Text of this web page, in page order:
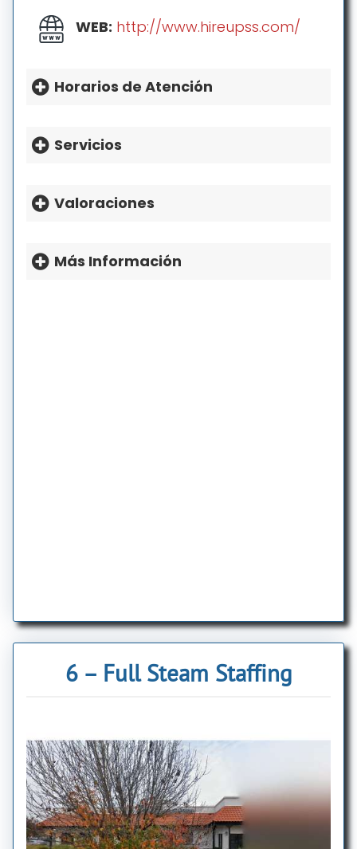
WEB: http://www.hireupss.com/
Horarios de Atención
Lunes: 8a.m.-5p.m.
Jueves: 8a.m.-5p.m.
Sábado: Cerrado
Domingo: Cerrado
Servicios
Valoraciones
Más Información
6 – Full Steam Staffing